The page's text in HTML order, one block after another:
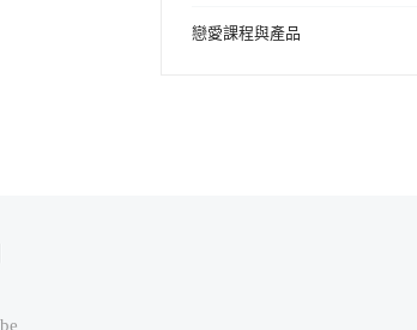
戀愛課程與產品